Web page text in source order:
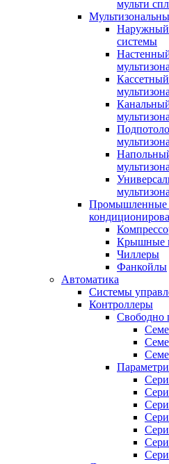
мульти
Наружный
системы
Промышленные
Крышные
Чиллеры
Фанкойлы
Автоматика
Системы
Контроллеры
Свободно